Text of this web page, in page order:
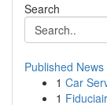
Search
Published News
1 Car
1